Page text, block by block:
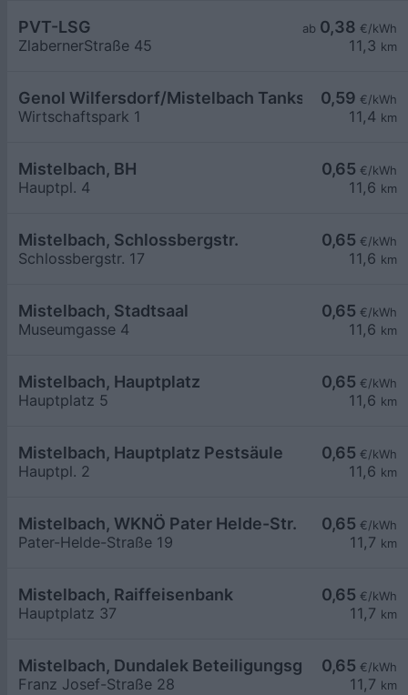
ab 0,38 €/kWh
11,3 km
PVT-LSG
ZlabernerStraße 45
0,59 €/kWh
11,4 km
Genol Wilfersdorf/Mistelbach Tankstelle
Wirtschaftspark 1
0,65 €/kWh
11,6 km
Mistelbach, BH
Hauptpl. 4
0,65 €/kWh
11,6 km
Mistelbach, Schlossbergstr.
Schlossbergstr. 17
0,65 €/kWh
11,6 km
Mistelbach, Stadtsaal
Museumgasse 4
0,65 €/kWh
11,6 km
Mistelbach, Hauptplatz
Hauptplatz 5
0,65 €/kWh
11,6 km
Mistelbach, Hauptplatz Pestsäule
Hauptpl. 2
0,65 €/kWh
11,7 km
Mistelbach, WKNÖ Pater Helde-Str.
Pater-Helde-Straße 19
0,65 €/kWh
11,7 km
Mistelbach, Raiffeisenbank
Hauptplatz 37
0,65 €/kWh
11,7 km
Mistelbach, Dundalek BeteiligungsgmbH
Franz Josef-Straße 28